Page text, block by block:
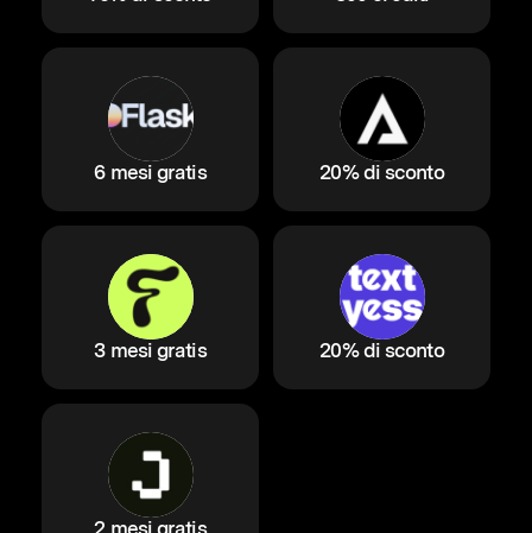
6 mesi gratis 20% di sconto
3 mesi gratis 20% di sconto
2 mesi gratis